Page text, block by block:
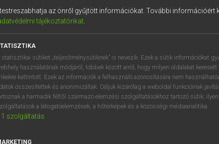
egyetemes nagyszótár
VAN ELŐFIZETÉSED?
megtekintéséhez.
az önről gyűjtött információkat. További információért
tájékoztatónkat.
statisztikai sütiket „teljesítménysütiknek” is nevezik. Ezek a sütik információkat
használatának módjáról, többek között arról, hogy milyen oldalakat keresett
kattintott. Ezek az információk a felhasználó azonosítására nem
összesítettek és anonimizáltak. Céljuk kizárólag a weboldal funkcióinak
a harmadik féltől származó elemzési szolgáltatásokhoz tartozó sütik;
a látogatóelemzések, a hőtérképek és a közösségi médiaanalitika.
1 szolgáltatás
DE CN FR ES IT NL
1 2 3 4 5 6 7 8 9
q w e r t z u i
a s d f g h j k l é
í y x c v b n m , .